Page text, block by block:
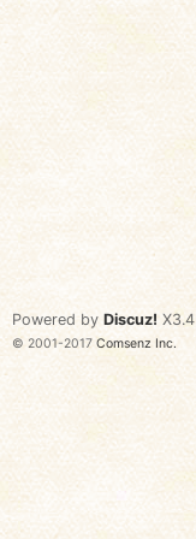
Powered by Discuz! X3.4
© 2001-2017 Comsenz Inc.